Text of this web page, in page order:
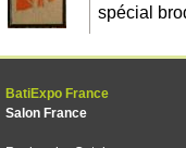
spécial
BatiExpo France
Salon France